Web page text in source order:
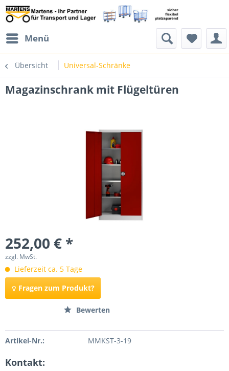
Menü
Übersicht Universal-Schränke
Magazinschrank mit Flügeltüren
252,00 € *
zzgl. MwSt.
Lieferzeit ca. 5 Tage
Fragen zum Produkt?
Bewerten
Artikel-Nr.: MMKST-3-19
Kontakt: